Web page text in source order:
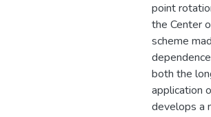
point
the Center
scheme
both the
application
develops a